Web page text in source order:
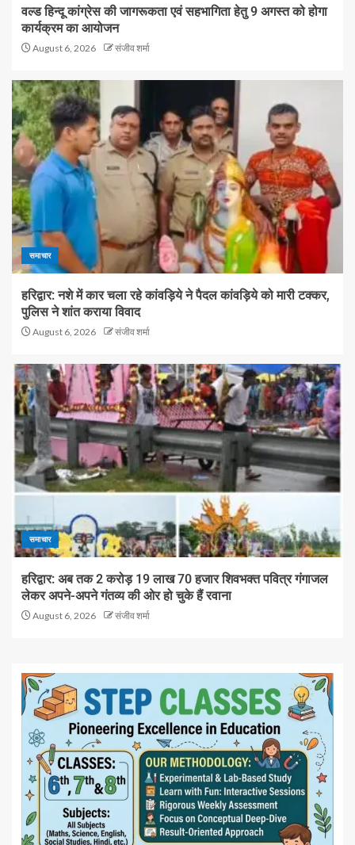
वल्ड हिन्दू कांग्रेस की जागरूकता एवं सहभागिता हेतु 9 अगस्त को होगा
कार्यक्रम का आयोजन
August 6, 2026 संजीव शर्मा
समाचार
हरिद्वार: नशे में कार चला रहे कांवड़िये ने पैदल कांवड़िये को मारी टक्कर,
पुलिस ने शांत कराया विवाद
August 6, 2026 संजीव शर्मा
समाचार
हरिद्वार: अब तक 2 करोड़ 19 लाख 70 हजार शिवभक्त पवित्र गंगाजल
लेकर अपने-अपने गंतव्य की ओर हो चुके हैं रवाना
August 6, 2026 संजीव शर्मा